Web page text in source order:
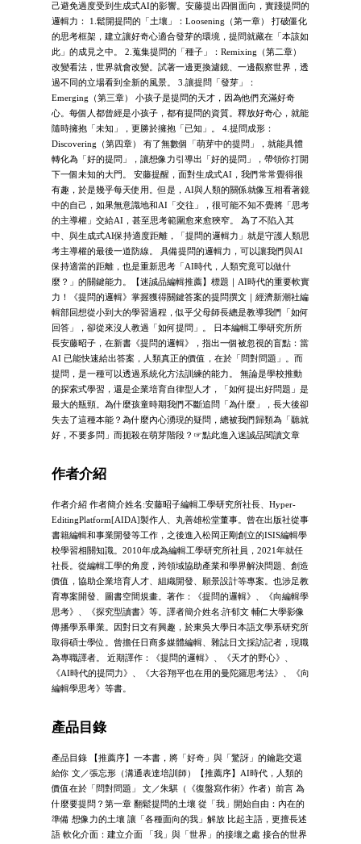
己避免過度受到生成式AI的影響。安藤提出四個面向，實踐提問的
邏輯力： 1.鬆開提問的「土壤」：Loosening（第一章） 打破僵化
的思考框架，建立讓好奇心適合發芽的環境，提問就藏在「本該如
此」的成見之中。 2.蒐集提問的「種子」：Remixing（第二章）
改變看法，世界就會改變。試著一邊更換濾鏡、一邊觀察世界，透
過不同的立場看到全新的風景。 3.讓提問「發芽」：
Emerging（第三章） 小孩子是提問的天才，因為他們充滿好奇
心。每個人都曾經是小孩子，都有提問的資質。釋放好奇心，就能
隨時擁抱「未知」，更勝於擁抱「已知」。 4.提問成形：
Discovering（第四章） 有了無數個「萌芽中的提問」，就能具體
轉化為「好的提問」，讓想像力引導出「好的提問」，帶領你打開
下一個未知的大門。 安藤提醒，面對生成式AI，我們常常覺得很
有趣，於是幾乎每天使用。但是，AI與人類的關係就像互相看著鏡
中的自己，如果無意識地和AI「交往」，很可能不知不覺將「思考
的主導權」交給AI，甚至思考範圍愈來愈狹窄。 為了不陷入其
中、與生成式AI保持適度距離，「提問的邏輯力」就是守護人類思
考主導權的最後一道防線。 具備提問的邏輯力，可以讓我們與AI
保持適當的距離，也是重新思考「AI時代，人類究竟可以做什
麼？」的關鍵能力。【迷誠品編輯推薦】標題｜AI時代的重要軟實
力！《提問的邏輯》掌握獲得關鍵答案的提問撰文｜經濟新潮社編
輯部回想從小到大的學習過程，似乎父母師長總是教導我們「如何
回答」，卻從來沒人教過「如何提問」。 日本編輯工學研究所所
長安藤昭子，在新書《提問的邏輯》，指出一個被忽視的盲點：當
AI 已能快速給出答案，人類真正的價值，在於「問對問題」。而
提問，是一種可以透過系統化方法訓練的能力。 無論是學校推動
的探索式學習，還是企業培育自律型人才，「如何提出好問題」是
最大的瓶頸。為什麼孩童時期我們不斷追問「為什麼」，長大後卻
失去了這種本能？為什麼內心湧現的疑問，總被我們歸類為「聽就
好，不要多問」而扼殺在萌芽階段？☞點此進入迷誠品閱讀文章
作者介紹
作者介紹 作者簡介姓名:安藤昭子編輯工學研究所社長、Hyper-
EditingPlatform[AIDA]製作人、丸善雄松堂董事。曾在出版社從事
書籍編輯和事業開發等工作，之後進入松岡正剛創立的ISIS編輯學
校學習相關知識。2010年成為編輯工學研究所社員，2021年就任
社長。從編輯工學的角度，跨領域協助產業和學界解決問題、創造
價值，協助企業培育人才、組織開發、願景設計等專案。也涉足教
育專案開發、圖書空間規畫。著作：《提問的邏輯》、《向編輯學
思考》、《探究型讀書》等。譯者簡介姓名:許郁文 輔仁大學影像
傳播學系畢業。因對日文有興趣，於東吳大學日本語文學系研究所
取得碩士學位。曾擔任日商多媒體編輯、雜誌日文採訪記者，現職
為專職譯者。 近期譯作：《提問的邏輯》、《天才的野心》、
《AI時代的提問力》、《大谷翔平也在用的曼陀羅思考法》、《向
編輯學思考》等書。
產品目錄
產品目錄 【推薦序】一本書，將「好奇」與「驚訝」的鑰匙交還
給你 文／張忘形（溝通表達培訓師）【推薦序】AI時代，人類的
價值在於「問對問題」 文／朱騏（《復盤寫作術》作者）前言 為
什麼要提問？第一章 翻鬆提問的土壤 從「我」開始自由：內在的
準備 想像力的土壤 讓「各種面向的我」解放 比起主語，更擅長述
語 軟化介面：建立介面 「我」與「世界」的接壤之處 接合的世界